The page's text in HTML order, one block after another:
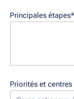
Principales étapes*
Priorités et